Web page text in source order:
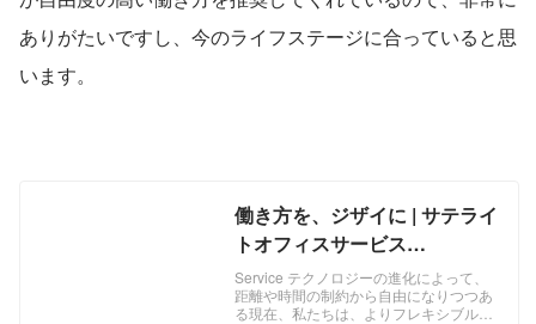
ありがたいですし、今のライフステージに合っていると思
います。
働き方を、ジザイに | サテライ
トオフィスサービス
「ZXY［ジザイ］」
Service テクノロジーの進化によって、
距離や時間の制約から自由になりつつあ
る現在、私たちは、よりフレキシブルで